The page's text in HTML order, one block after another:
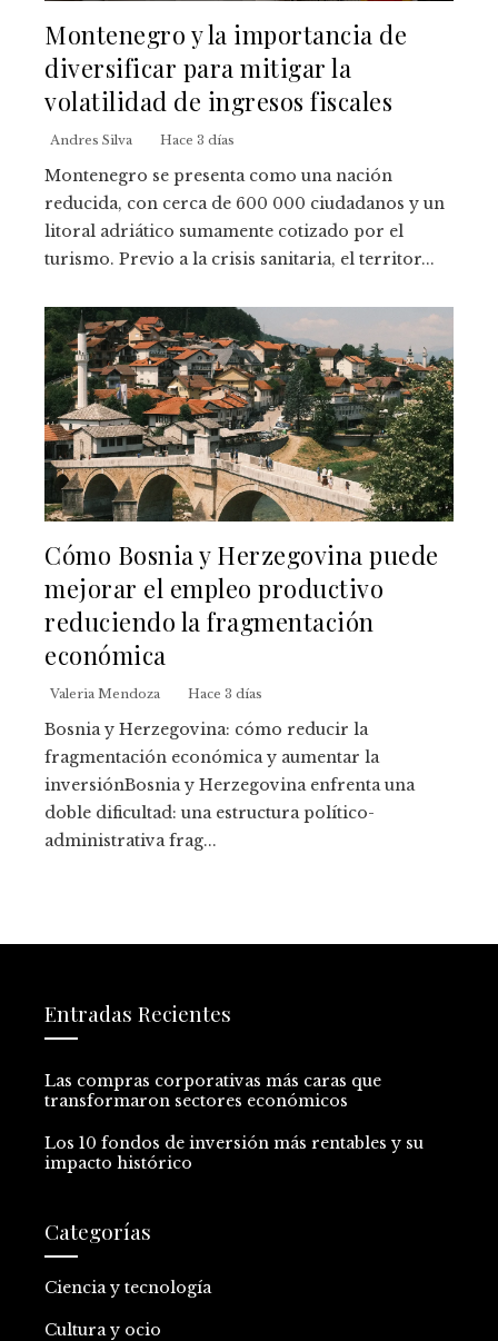
Montenegro y la importancia de
diversificar para mitigar la
volatilidad de ingresos fiscales
Andres Silva Hace 3 días
Montenegro se presenta como una nación
reducida, con cerca de 600 000 ciudadanos y un
litoral adriático sumamente cotizado por el
turismo. Previo a la crisis sanitaria, el territor...
Cómo Bosnia y Herzegovina puede
mejorar el empleo productivo
reduciendo la fragmentación
económica
Valeria Mendoza Hace 3 días
Bosnia y Herzegovina: cómo reducir la
fragmentación económica y aumentar la
inversiónBosnia y Herzegovina enfrenta una
doble dificultad: una estructura político-
administrativa frag...
Entradas Recientes
Las compras corporativas más caras que
transformaron sectores económicos
Los 10 fondos de inversión más rentables y su
impacto histórico
Categorías
Ciencia y tecnología
Cultura y ocio